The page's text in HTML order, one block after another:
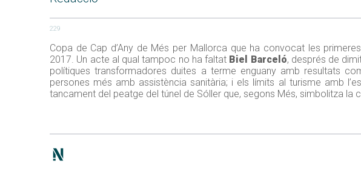
229
Copa de Cap d’Any de Més per Mallorca que ha convocat les
2017. Un acte al qual tampoc no ha faltat Biel Barceló, després de
polítiques transformadores duites a terme enguany amb resultats
persones més amb assistència sanitària; i els límits al turisme amb
tancament del peatge del túnel de Sóller que, segons Més, simbolitza la